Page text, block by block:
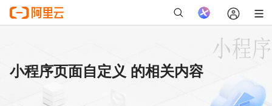
小程序页面自定义 的相关内容